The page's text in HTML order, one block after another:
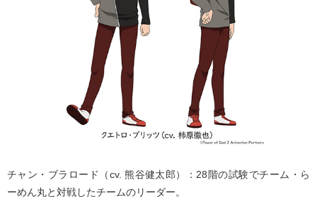
チャン・ブラロード（cv. 熊⾕健太郎）：28階の試験でチーム・ら
ーめん丸と対戦したチームのリーダー。